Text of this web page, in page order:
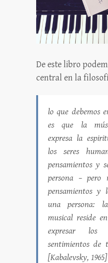
De este libro
central en la
lo que debemos
es que la
expresa la
los seres
pensamientos y
persona – pero
pensamientos y
una persona:
musical reside
expresar los
sentimientos de
[Kabalevsky, 1965]